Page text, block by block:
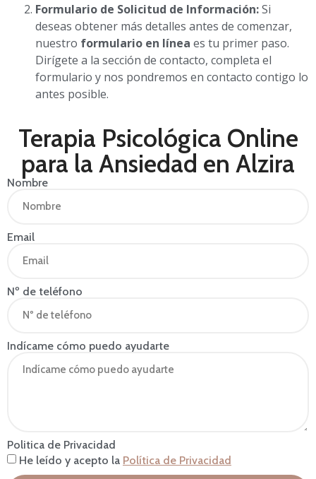
Formulario de Solicitud de Información:Si
deseas obtener más detalles antes de comenzar,
nuestro formulario en línea es tu primer paso.
Dirígete a la sección de contacto, completa el
formulario y nos pondremos en contacto contigo lo
antes posible.
Terapia Psicológica Online
para la Ansiedad en Alzira
Nombre
Email
Nº de teléfono
Indícame cómo puedo ayudarte
Politica de Privacidad
He leído y acepto la Política de Privacidad